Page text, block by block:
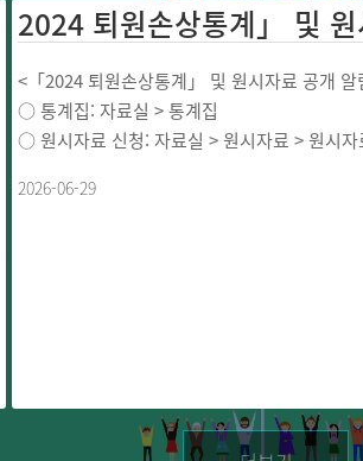
<「2024 퇴원손상통계」 및 원시자료 공개 알
○ 통계집: 자료실 > 통계집
○ 원시자료 신청: 자료실 > 원시자료 > 원시자
2026-06-29